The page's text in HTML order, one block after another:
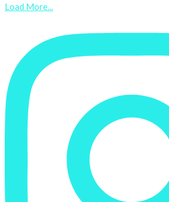
Load More...